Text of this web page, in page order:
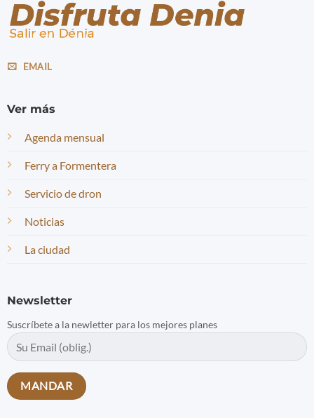
EMAIL
Ver más
Agenda mensual
Ferry a Formentera
Servicio de dron
Noticias
La ciudad
Newsletter
Suscríbete a la newletter para los mejores planes